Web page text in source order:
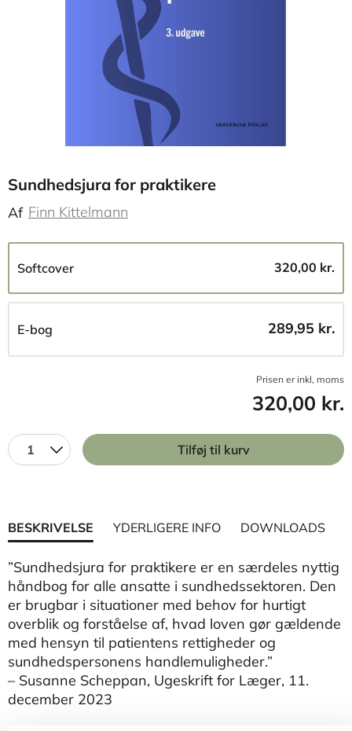
Sundhedsjura for praktikere
Af Finn Kittelmann
Softcover 320,00 kr.
E-bog 289,95 kr.
Prisen er inkl, moms
320,00 kr.
1 Tilføj til kurv
BESKRIVELSE YDERLIGERE INFO DOWNLOADS
”Sundhedsjura for praktikere er en særdeles nyttig
håndbog for alle ansatte i sundhedssektoren. Den
er brugbar i situationer med behov for hurtigt
overblik og forståelse af, hvad loven gør gældende
med hensyn til patientens rettigheder og
sundhedspersonens handlemuligheder.”
– Susanne Scheppan, Ugeskrift for Læger, 11.
december 2023